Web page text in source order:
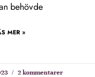
behövde
MER »
2 kommentarer